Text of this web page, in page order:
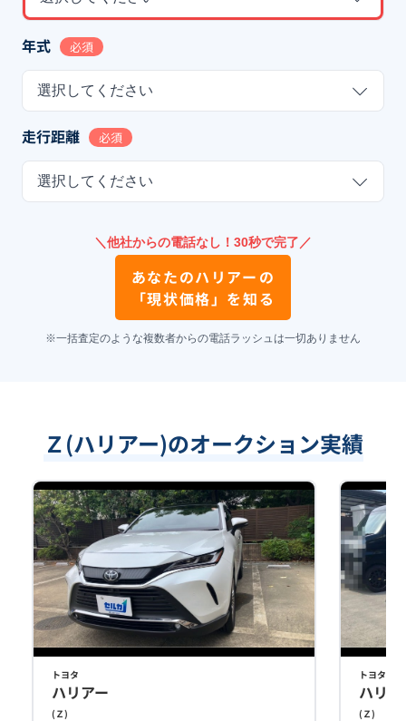
年式 必須
選択してください
走行距離 必須
選択してください
＼他社からの電話なし！30秒で完了／
あなたのハリアー の
「現状価格」を知る
※一括査定のような複数者からの電話ラッシュは一切ありません
Ｚ(ハリアー)のオークション実績
トヨタ
ハリアー
( Ｚ)
トヨタ
ハリア
( Ｚ)